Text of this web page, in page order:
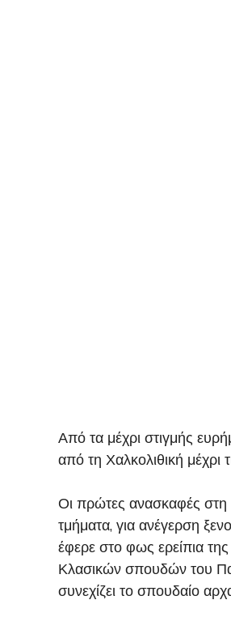
Από τα μέχρι στιγμής
από τη Χαλκολιθική
Οι πρώτες ανασκαφές στη
τμήματα, για ανέγερση
έφερε στο φως ερείπια
Κλασικών σπουδών του
συνεχίζει το σπουδαίο